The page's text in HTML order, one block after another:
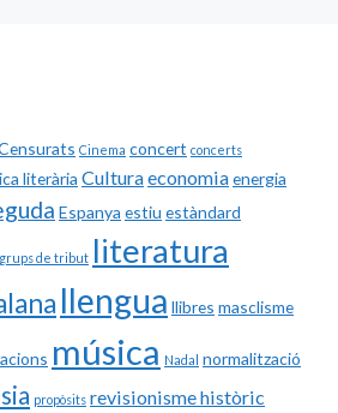
Cinema concert concerts
literària Culturaeconomiaenergia
Espanya estiu estàndard
grups de tribut literatura
llengua llibres masclisme
música Nadal normalització
propòsits revisionisme històric